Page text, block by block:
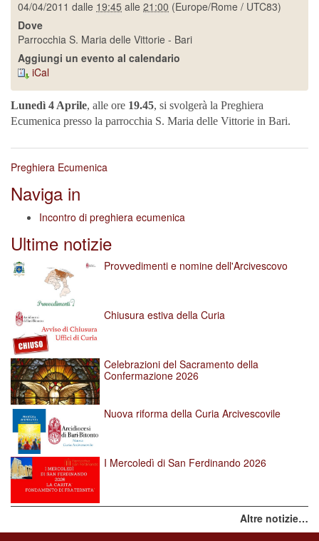
04/04/2011 dalle 19:45 alle 21:00 (Europe/Rome / UTC83)
Dove
Parrocchia S. Maria delle Vittorie - Bari
Aggiungi un evento al calendario
iCal
Lunedì 4 Aprile, alle ore 19.45, si svolgerà la Preghiera
Ecumenica presso la parrocchia S. Maria delle Vittorie in Bari.
Preghiera Ecumenica
Naviga in
Incontro di preghiera ecumenica
Ultime notizie
Provvedimenti e nomine dell'Arcivescovo
Chiusura estiva della Curia
Celebrazioni del Sacramento della
Confermazione 2026
Nuova riforma della Curia Arcivescovile
I Mercoledì di San Ferdinando 2026
Altre notizie…